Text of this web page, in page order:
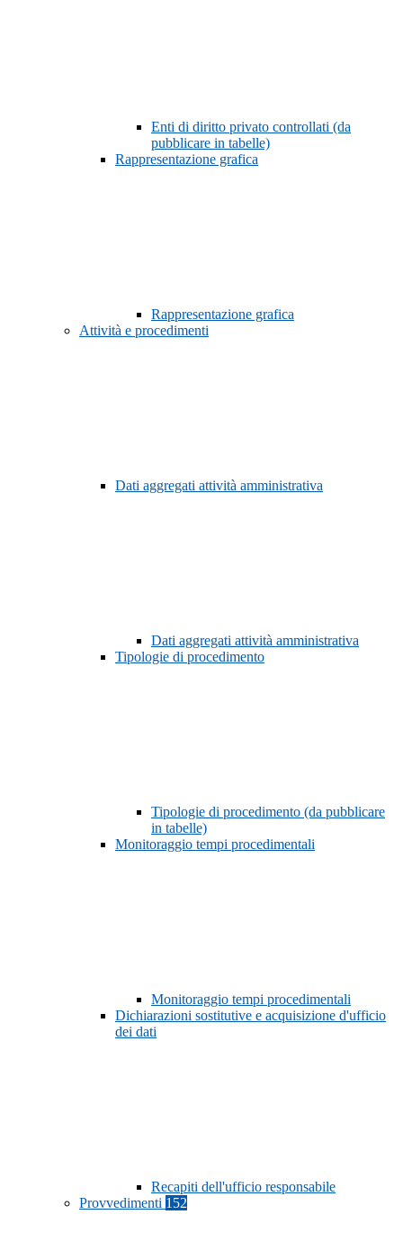
Enti di diritto privato controllati (da
pubblicare in tabelle)
Rappresentazione grafica
Rappresentazione grafica
Attività e procedimenti
Dati aggregati attività amministrativa
Dati aggregati attività amministrativa
Tipologie di procedimento
Tipologie di procedimento (da pubblicare
in tabelle)
Monitoraggio tempi procedimentali
Monitoraggio tempi procedimentali
Dichiarazioni sostitutive e acquisizione d'ufficio
dei dati
Recapiti dell'ufficio responsabile
Provvedimenti 152